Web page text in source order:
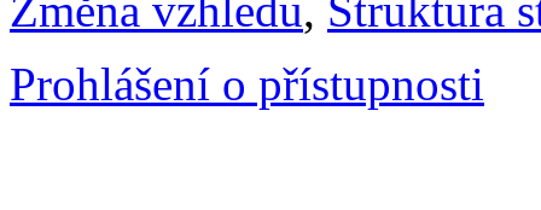
Prohlášení o přístupnosti